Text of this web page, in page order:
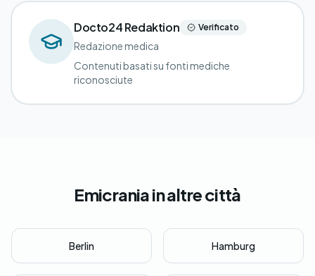
Docto24 Redaktion Verificato
Redazione medica
Contenuti basati su fonti mediche
riconosciute
Emicrania in altre città
Berlin Hamburg